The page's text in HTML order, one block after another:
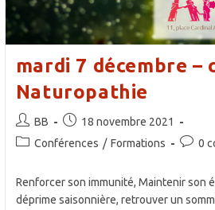
mardi 7 décembre –
Naturopathie
Auteur/autrice
de
BB
Publication
publiée :
18 novembre 2021
PostConférences / Formations
la
0
Renforcer son immunité, Maintenir son
déprime saisonnière, retrouver un